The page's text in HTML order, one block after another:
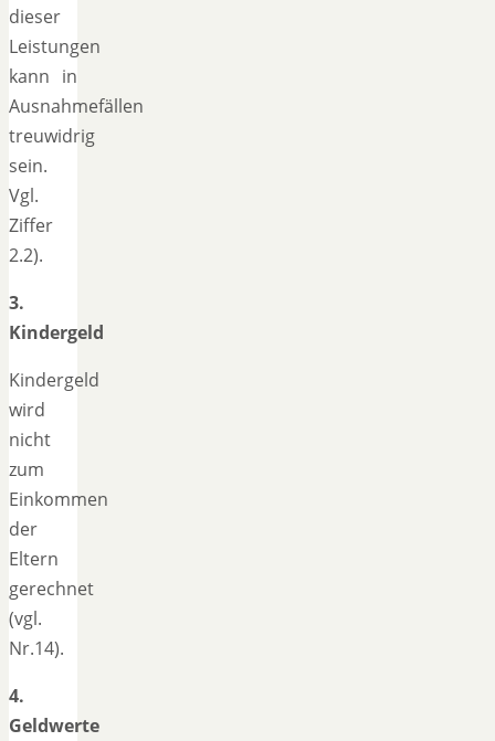
dieser
Leistungen
kann in
Ausnahmefällen
treuwidrig
sein.
Vgl.
Ziffer
2.2).
3.
Kindergeld
Kindergeld
wird
nicht
zum
Einkommen
der
Eltern
gerechnet
(vgl.
Nr.14).
4.
Geldwerte